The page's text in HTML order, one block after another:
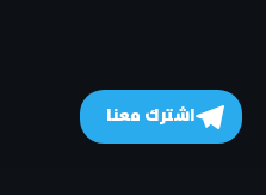
اشترك معنا